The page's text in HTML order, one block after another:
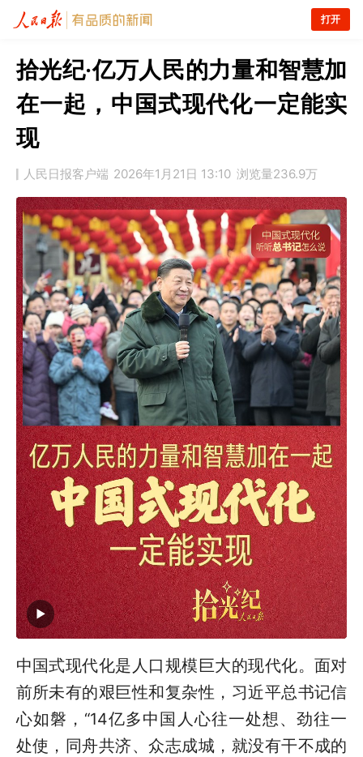
打开
拾光纪·亿万人民的力量和智慧加
在一起，中国式现代化一定能实
现
人民日报客户端 2026年1月21日 13:10 浏览量236.9万
中国式现代化是人口规模巨大的现代化。面对
前所未有的艰巨性和复杂性，习近平总书记信
心如磐，“14亿多中国人心往一处想、劲往一
处使，同舟共济、众志成城，就没有干不成的